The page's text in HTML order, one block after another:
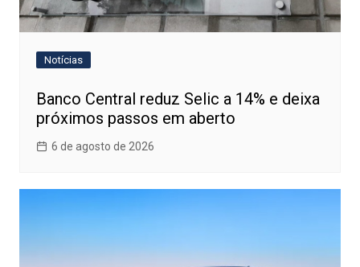
Notícias
Banco Central reduz Selic a 14% e deixa
próximos passos em aberto
6 de agosto de 2026